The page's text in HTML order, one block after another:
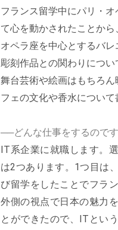
フランス留学中にパリ・
て心を動かされたことから
オペラ座を中心とするバ
彫刻作品との関わりにつ
舞台芸術や絵画はもちろ
フェの文化や香水について
──どんな仕事をするので
IT系企業に就職します。
は2つあります。1つ目は
び留学をしたことでフラ
外側の視点で日本の魅力
とができたので、ITとい